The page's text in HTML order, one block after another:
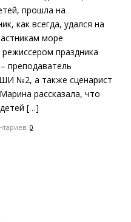
прошла на
как всегда, удался на
море
праздника
преподаватель
№2, а также сценарист
рассказала, что
[…]
0